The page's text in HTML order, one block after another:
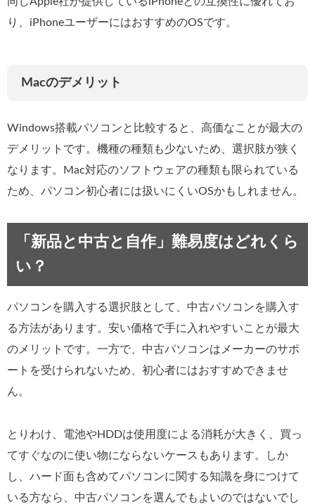
り、iPhoneユーザーにはおすすめのOSです。
Macのデメリット
Windows搭載パソコンと比較すると、高価なことが最大の
デメリットです。機種の種類も少ないため、選択肢が狭く
なります。Mac対応のソフトウェアの種類も限られている
ため、パソコン初心者には扱いにくいOSかもしれません。
「新品と中古と自作」難易度はどれくら
い？
パソコンを購入する選択肢として、中古パソコンを購入す
る方法があります。安い価格で手に入れやすいことが最大
のメリットです。一方で、中古パソコンはメーカーのサポ
ートを受けられないため、初心者にはおすすめできませ
ん。
とりわけ、電池やHDDは使用度による消耗が大きく、買っ
てすぐなのに使い物にならないケースもあります。しか
し、ハード面も含めてパソコンに関する知識を身につけて
いる方なら、中古パソコンを選んでもよいのではないでし